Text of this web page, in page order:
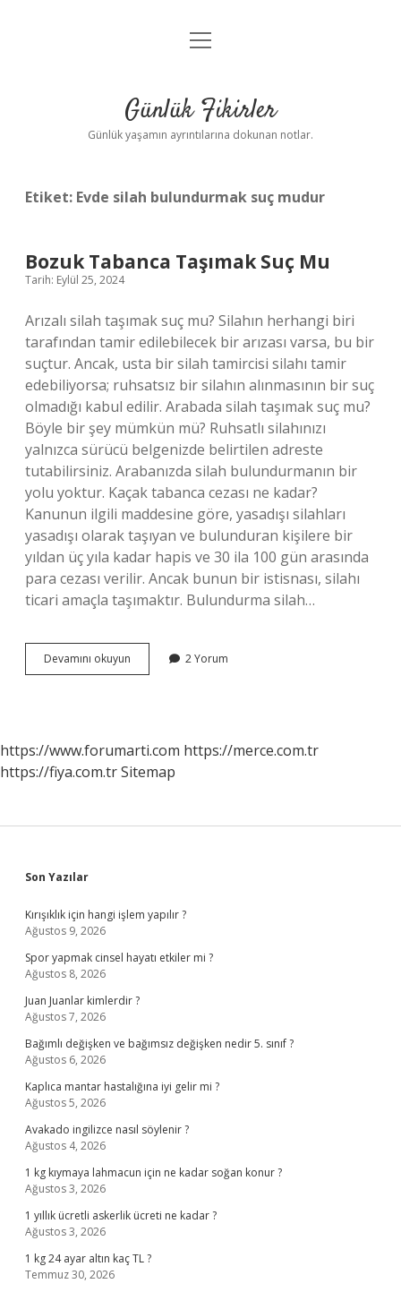
Anasayfa
Yasal Uyarı
menüyü
Günlük Fikirler
Günlük yaşamın ayrıntılarına dokunan notlar.
Etiket: Evde silah bulundurmak suç mudur
Bozuk Tabanca Taşımak Suç Mu
Tarih: Eylül 25, 2024
Arızalı silah taşımak suç mu? Silahın herhangi biri
tarafından tamir edilebilecek bir arızası varsa, bu bir
suçtur. Ancak, usta bir silah tamircisi silahı tamir
edebiliyorsa; ruhsatsız bir silahın alınmasının bir suç
olmadığı kabul edilir. Arabada silah taşımak suç mu?
Böyle bir şey mümkün mü? Ruhsatlı silahınızı
yalnızca sürücü belgenizde belirtilen adreste
tutabilirsiniz. Arabanızda silah bulundurmanın bir
yolu yoktur. Kaçak tabanca cezası ne kadar?
Kanunun ilgili maddesine göre, yasadışı silahları
yasadışı olarak taşıyan ve bulunduran kişilere bir
yıldan üç yıla kadar hapis ve 30 ila 100 gün arasında
para cezası verilir. Ancak bunun bir istisnası, silahı
ticari amaçla taşımaktır. Bulundurma silah…
Devamını okuyun
Tabanca
2 Yorum
https://www.forumarti.com https://merce.com.tr
https://fiya.com.trSitemap
Sidebar
Son Yazılar
Kırışıklık için hangi işlem yapılır ?
Ağustos 9, 2026
Spor yapmak cinsel hayatı etkiler mi ?
Ağustos 8, 2026
Juan Juanlar kimlerdir ?
Ağustos 7, 2026
Bağımlı değişken ve bağımsız değişken nedir 5. sınıf ?
Ağustos 6, 2026
Kaplıca mantar hastalığına iyi gelir mi ?
Ağustos 5, 2026
Avakado ingilizce nasıl söylenir ?
Ağustos 4, 2026
1 kg kıymaya lahmacun için ne kadar soğan konur ?
Ağustos 3, 2026
1 yıllık ücretli askerlik ücreti ne kadar ?
Ağustos 3, 2026
1 kg 24 ayar altın kaç TL ?
Temmuz 30, 2026